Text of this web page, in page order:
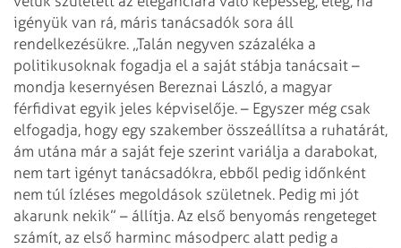
igényük van rá, máris tanácsadók sora áll
rendelkezésükre. „Talán negyven százaléka a
politikusoknak fogadja el a saját stábja tanácsait –
mondja kesernyésen Bereznai László, a magyar
férfidivat egyik jeles képviselője. – Egyszer még csak
elfogadja, hogy egy szakember összeállítsa a ruhatárát,
ám utána már a saját feje szerint variálja a darabokat,
nem tart igényt tanácsadókra, ebből pedig időnként
nem túl ízléses megoldások születnek. Pedig mi jót
akarunk nekik” – állítja. Az első benyomás rengeteget
számít, az első harminc másodperc alatt pedig a